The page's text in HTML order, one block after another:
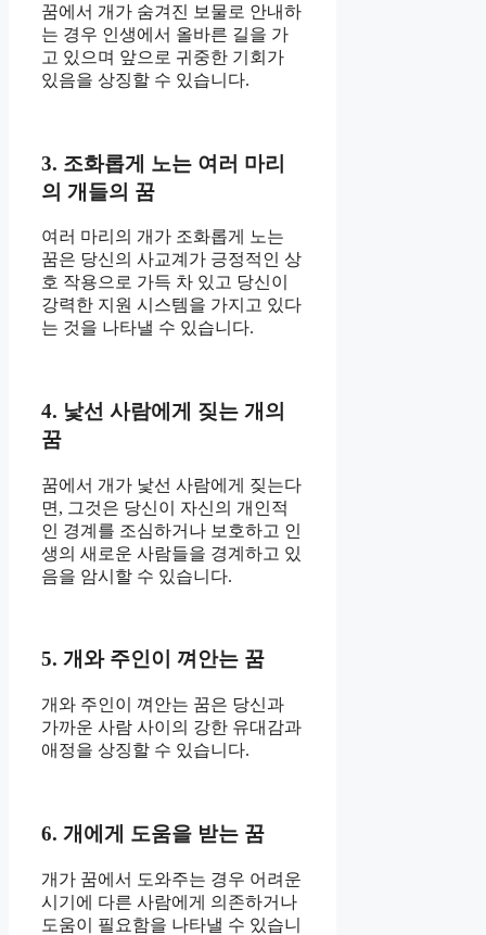
꿈에서 개가 숨겨진 보물로 안내하
는 경우 인생에서 올바른 길을 가
고 있으며 앞으로 귀중한 기회가
있음을 상징할 수 있습니다.
3. 조화롭게 노는 여러 마리
의 개들의 꿈
여러 마리의 개가 조화롭게 노는
꿈은 당신의 사교계가 긍정적인 상
호 작용으로 가득 차 있고 당신이
강력한 지원 시스템을 가지고 있다
는 것을 나타낼 수 있습니다.
4. 낯선 사람에게 짖는 개의
꿈
꿈에서 개가 낯선 사람에게 짖는다
면, 그것은 당신이 자신의 개인적
인 경계를 조심하거나 보호하고 인
생의 새로운 사람들을 경계하고 있
음을 암시할 수 있습니다.
5. 개와 주인이 껴안는 꿈
개와 주인이 껴안는 꿈은 당신과
가까운 사람 사이의 강한 유대감과
애정을 상징할 수 있습니다.
6. 개에게 도움을 받는 꿈
개가 꿈에서 도와주는 경우 어려운
시기에 다른 사람에게 의존하거나
도움이 필요함을 나타낼 수 있습니